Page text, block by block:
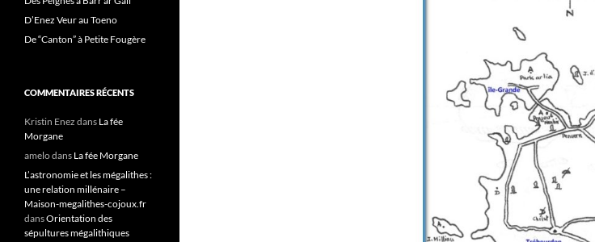
D’Enez Veur au Toeno
De “Canton” à Petite Fougère
COMMENTAIRES RÉCENTS
Kristin Enez dans La fée
Morgane
amelodans La fée Morgane
L’astronomie et les mégalithes :
une relation millénaire –
Maison-megalithes-cojoux.fr
dansOrientation des
sépultures mégalithiques